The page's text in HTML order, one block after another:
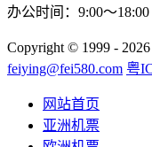
办公时间：9:00～18:00
Copyright © 1999 - 2026
feiying@fei580.com 粤
网站首页
亚洲机票